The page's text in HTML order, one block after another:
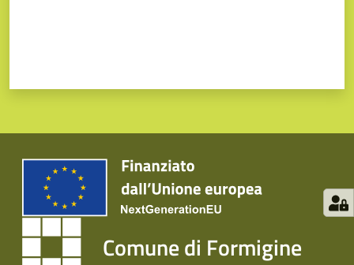
Comune di Formigine